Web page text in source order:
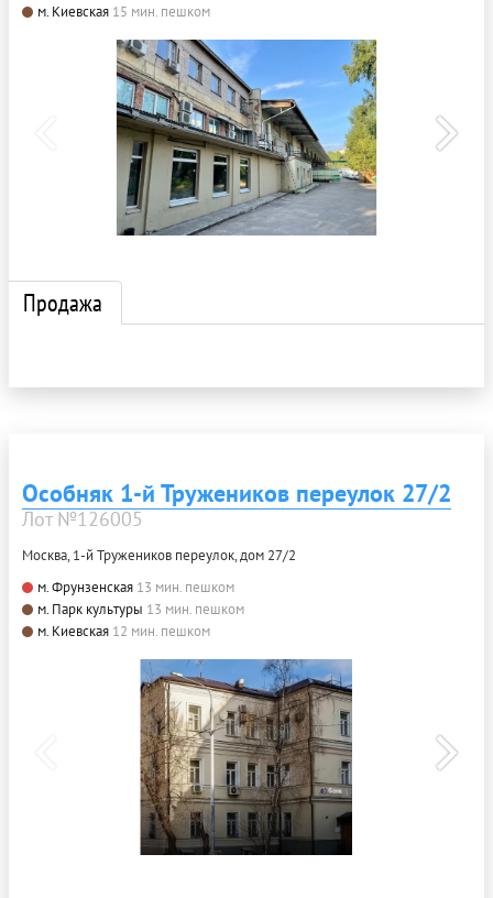
м. Киевская 15 мин. пешком
Продажа
Особняк 1-й Тружеников переулок 27/2
Лот №126005
Москва, 1-й Тружеников переулок, дом 27/2
м. Фрунзенская 13 мин. пешком
м. Парк культуры 13 мин. пешком
м. Киевская 12 мин. пешком